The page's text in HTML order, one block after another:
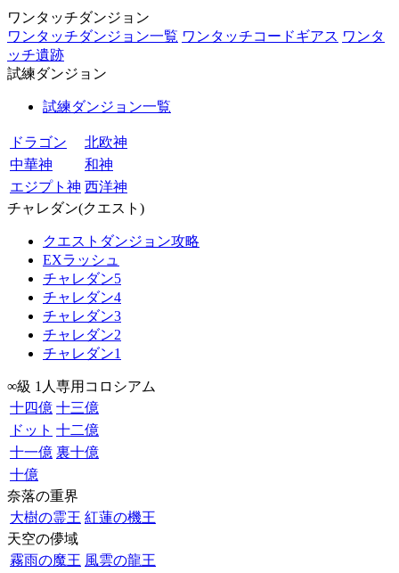
ワンタッチダンジョン
ワンタッチダンジョン一覧 ワンタッチコードギアス ワンタ
ッチ遺跡
試練ダンジョン
試練ダンジョン一覧
ドラゴン
北欧神
中華神
和神
エジプト神 西洋神
チャレダン(クエスト)
クエストダンジョン攻略
EXラッシュ
チャレダン5
チャレダン4
チャレダン3
チャレダン2
チャレダン1
∞級 1人専用コロシアム
十四億 十三億
ドット 十二億
十一億 裏十億
十億
奈落の重界
大樹の霊王 紅蓮の機王
天空の儚域
霧雨の魔王 風雲の龍王